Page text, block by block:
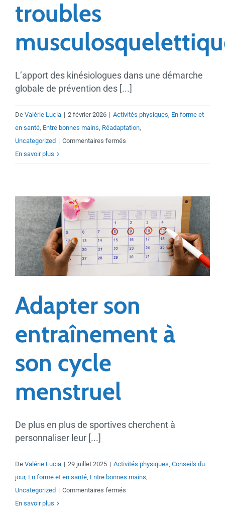
troubles
L’apport des kinésiologues dans une démarche
globale de prévention des [...]
De Valérie Lucia | 2 février 2026 | Activités physiques, En forme et
en santé, Entre bonnes mains, Réadaptation,
Uncategorized | Commentaires fermés
travail
pour
réduire
les
En savoir plus
Adapter son
entraînement à
son cycle
menstruel
De plus en plus de sportives cherchent à
personnaliser leur [...]
De Valérie Lucia | 29 juillet 2025 | Activités physiques, Conseils du
jour, En forme et en santé, Entre bonnes mains,
Uncategorized | Commentaires fermés
En savoir plus